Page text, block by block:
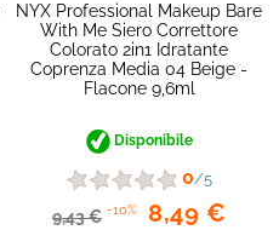
NYX Professional Makeup Bare
With Me Siero Correttore
Colorato 2in1 Idratante
Coprenza Media 04 Beige -
Flacone 9,6ml
Disponibile
0/5
9,43 € -10% 8,49 €